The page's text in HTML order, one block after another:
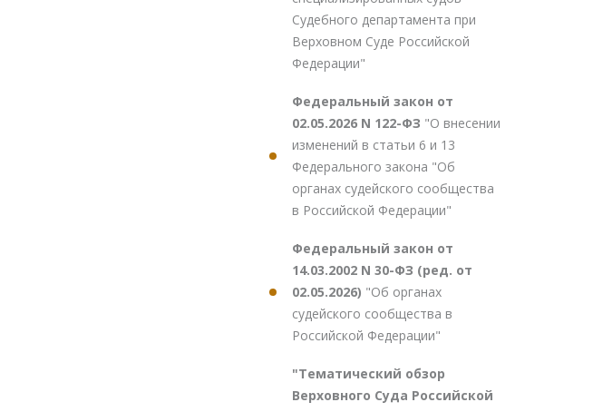
Судебного департамента при
Верховном Суде Российской
Федерации"
Федеральный закон от
02.05.2026 N 122-ФЗ "О внесении
изменений в статьи 6 и 13
Федерального закона "Об
органах судейского сообщества
в Российской Федерации"
Федеральный закон от
14.03.2002 N 30-ФЗ (ред. от
02.05.2026) "Об органах
судейского сообщества в
Российской Федерации"
"Тематический обзор
Верховного Суда Российской